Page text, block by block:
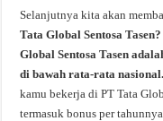
Selanjutnya kita akan
Tata Global Sentosa
Global Sentosa Tasen
di bawah rata-rata
kamu bekerja di PT Tata
termasuk bonus per